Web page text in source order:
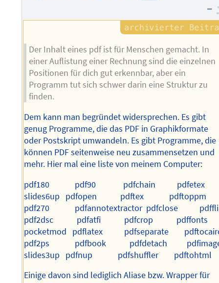
–
Der Inhalt eines pdf ist für Menschen gemacht. In
einer Auflistung einer Rechnung sind die einzelnen
Positionen für dich gut erkennbar, aber ein
Programm tut sich schwer darin eine Struktur zu
finden.
Dem kann man begründet widersprechen. Es gibt
genug Programme, die das PDF in Graphikformate
oder Postskript umwandeln. Es gibt Programme, die
können PDF seitenweise neu zusammensetzen und
mehr. Hier mal eine liste von meinem Computer:
pdf180 pdf90 pdfchain pdfetex
slides6up pdfopen pdftex pdftoppm
pdf270 pdfannotextractor
pdf2dsc pdfatfi pdfcrop pdffonts
pocketmod pdflatex pdfseparate
pdf2ps pdfbook pdfdetach
slides3up pdfnup pdfshuffler
Einige davon sind lediglich Aliase bzw. Wrapper für